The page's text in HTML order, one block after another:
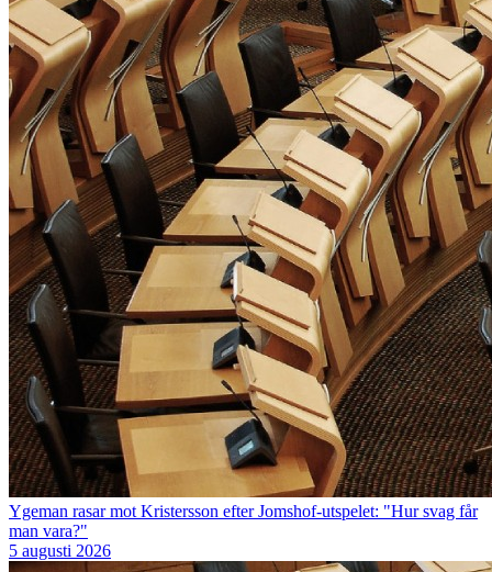
Ygeman rasar mot Kristersson efter Jomshof-utspelet: "Hur svag får
man vara?"
5 augusti 2026